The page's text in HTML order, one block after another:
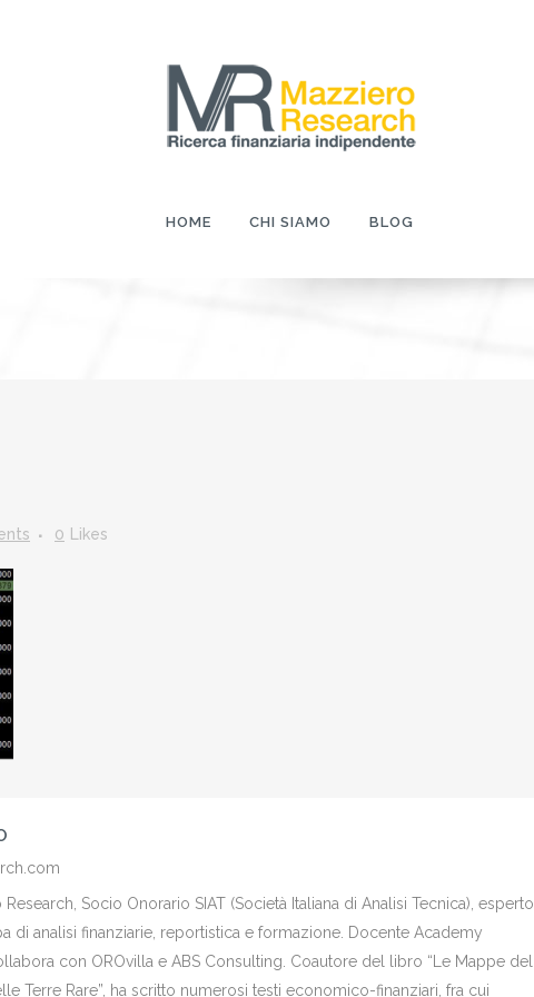
HOME CHI SIAMO BLOG
0 Likes
Socio Onorario SIAT (Società Italiana di Analisi Tecnica), esperto
di analisi finanziarie, reportistica e formazione. Docente Academy
con OROvilla e ABS Consulting. Coautore del libro “Le Mappe del
Terre Rare”, ha scritto numerosi testi economico-finanziari, fra cui